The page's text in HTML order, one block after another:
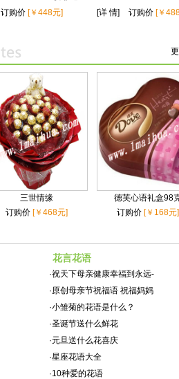
订购价 [￥448元] [详 情] 订购价 [￥
三世情缘
订购价[￥468元]
德芙心语礼盒98
订购价[￥168元]
花言花语
·祝天下母亲健康幸福到永远-
·原创母亲节祝福语 祝福妈妈
·小雏菊的花语是什么？
·圣诞节送什么鲜花
·元旦送什么花喜庆
·星座花语大全
·10种爱的花语